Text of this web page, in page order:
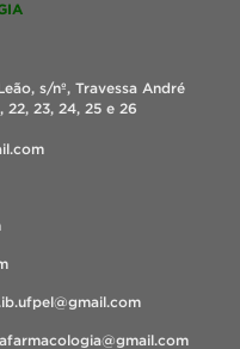
s/nº, Travessa André
22, 23, 24, 25 e 26